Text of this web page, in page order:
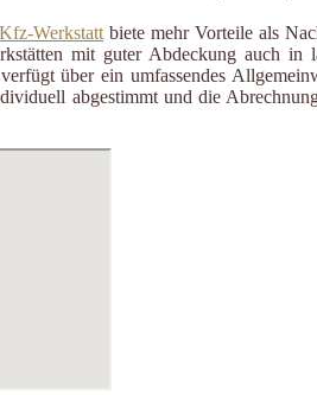
Kfz-Werkstattbiete mehr Vorteile als
mit guter Abdeckung auch in
über ein umfassendes
abgestimmt und die